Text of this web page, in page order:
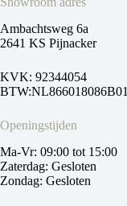
Ambachtsweg 6a
2641 KS Pijnacker
KVK: 92344054
BTW:NL866018086B01
Openingstijden
Ma-Vr: 09:00 tot 15:00
Zaterdag: Gesloten
Zondag: Gesloten